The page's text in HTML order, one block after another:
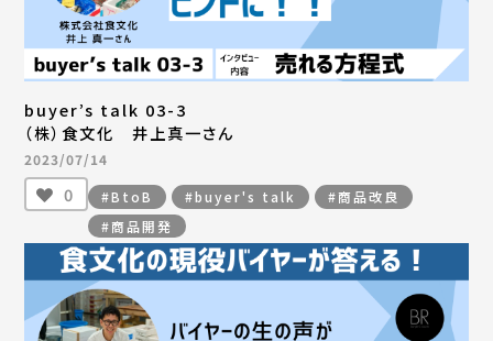
buyer’s talk 03-3
（株）食文化 井上真一さん
2023/07/14
0 #BtoB #buyer's talk
#商品改良
#商品開発